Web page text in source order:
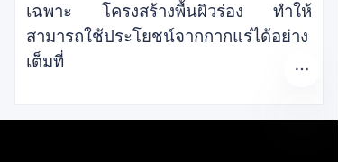
เฉพาะ
โครงสร้างพื้นผิวร่อง ทำให้
สามารถใช้ประโยชน์จากกากแร่ได้อย่าง
เต็มที่